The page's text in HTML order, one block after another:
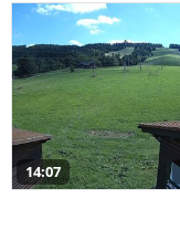
14:07